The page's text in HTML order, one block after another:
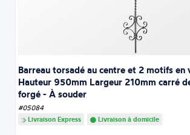
Barreau torsadé au centre et 2 motifs en
Hauteur 950mm Largeur 210mm carré
forgé - À souder
#05084
Livraison Express
Livraison à domicile